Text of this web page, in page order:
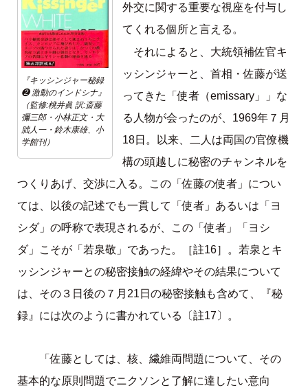
『キッシンジャー秘録
❷ 激動のインドシナ』
（監修:桃井眞 訳:斎藤
彌三郎・小林正文・大
朏人一・鈴木康雄、小
学館刊）
外交に関する重要な視座を付与し
てくれる個所と言える。
それによると、大統領補佐官キ
ッシンジャーと、首相・佐藤が送
ってきた「使者（emissary」」な
る人物が会ったのが、1969年７月
18日。以来、二人は両国の官僚機
構の頭越しに秘密のチャンネルを
つくりあげ、交渉に入る。この「佐藤の使者」につい
ては、以後の記述でも一貫して「使者」あるいは「ヨ
シダ」の呼称で表現されるが、この「使者」「ヨシ
ダ」こそが「若泉敬」であった。［註16］。若泉とキ
ッシンジャーとの秘密接触の経緯やその結果について
は、その３日後の７月21日の秘密接触も含めて、『秘
録』には次のように書かれている〔註17〕。
「佐藤としては、核、繊維両問題について、その
基本的な原則問題でニクソンと了解に達したい意向